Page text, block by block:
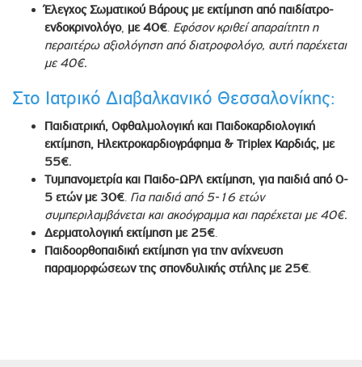
Έλεγχος Σωματικού Βάρους με εκτίμηση από παιδίατρο-
ενδοκρινολόγο, με 40€. Εφόσον κριθεί απαραίτητη η
περαιτέρω αξιολόγηση από διατροφολόγο, αυτή παρέχεται
με 40€.
Στο Ιατρικό Διαβαλκανικό Θεσσαλονίκης:
Παιδιατρική, Οφθαλμολογική και Παιδοκαρδιολογική
εκτίμηση, Ηλεκτροκαρδιογράφημα & Triplex Καρδιάς, με
55€.
Tυμπανομετρία και Παιδο-ΩΡΛ εκτίμηση, για παιδιά από 0-
5 ετών με 30€. Για παιδιά από 5-16 ετών
συμπεριλαμβάνεται και ακοόγραμμα και παρέχεται με 40€.
Δερματολογική εκτίμηση με 25€.
Παιδοορθοπαιδική εκτίμηση για την ανίχνευση
παραμορφώσεων της σπονδυλικής στήλης με 25€.